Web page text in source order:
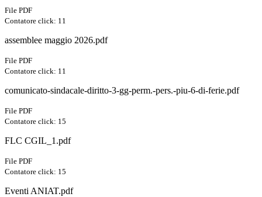
File PDF
Contatore click: 11
assemblee maggio 2026.pdf
File PDF
Contatore click: 11
comunicato-sindacale-diritto-3-gg-perm.-pers.-piu-6-di-ferie.pdf
File PDF
Contatore click: 15
FLC CGIL_1.pdf
File PDF
Contatore click: 15
Eventi ANIAT.pdf